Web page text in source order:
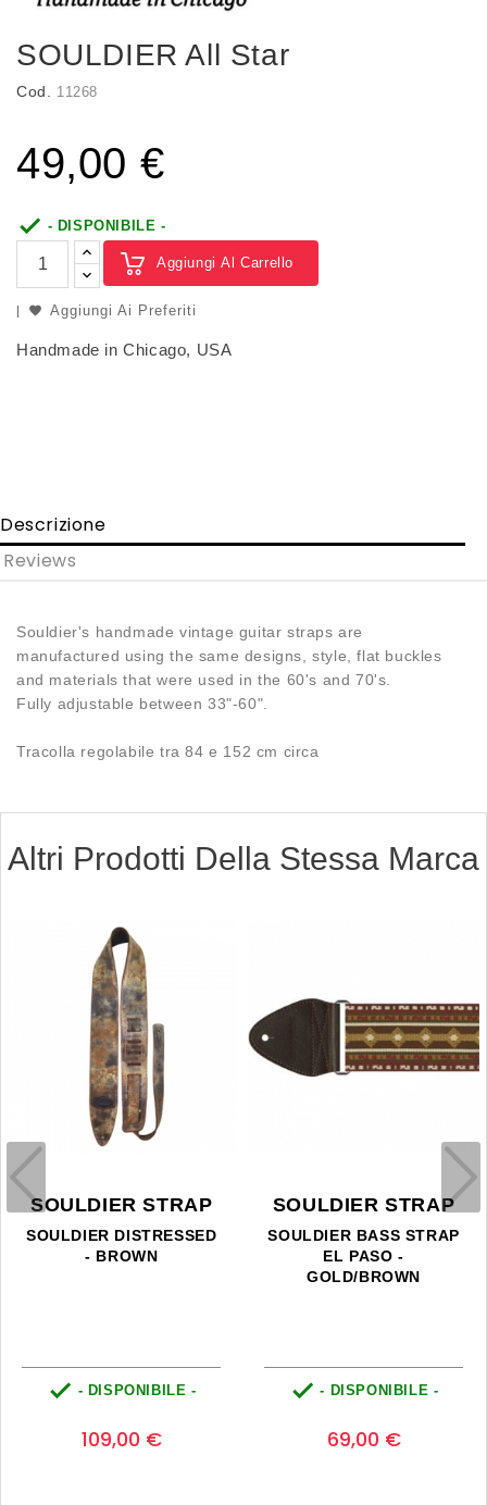
SOULDIER All Star
Cod. 11268
49,00 €
 - DISPONIBILE -
Aggiungi Al Carrello
Aggiungi Ai Preferiti
Handmade in Chicago, USA
Descrizione
Reviews
Souldier's handmade vintage guitar straps are
manufactured using the same designs, style, flat buckles
and materials that were used in the 60's and 70's.
Fully adjustable between 33"-60".
Tracolla regolabile tra 84 e 152 cm circa
Altri Prodotti Della Stessa Marca
SOULDIER STRAP
SOULDIER DISTRESSED
- BROWN
 - DISPONIBILE -
109,00 €
SOULDIER STRAP
SOULDIER BASS STRAP
EL PASO -
GOLD/BROWN
 - DISPONIBILE -
69,00 €